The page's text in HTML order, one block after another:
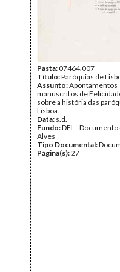
Pasta:07464.007
Título:Paróquias de
Assunto:Apontamentos
manuscritos de
sobre a história das
Lisboa.
Data: s.d.
Fundo:DFL -
Alves
Tipo Documental:
Página(s):27